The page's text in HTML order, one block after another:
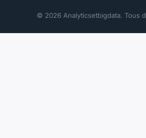
© 2026 Analyticsetbigdata. Tous